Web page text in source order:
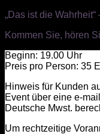
„Das ist die
Kommen Sie, hören
Beginn: 19.00 Uhr
Preis pro Person: 35
Hinweis für Kunden
Event über eine e-
Deutsche Mwst.
Um rechtzeitige